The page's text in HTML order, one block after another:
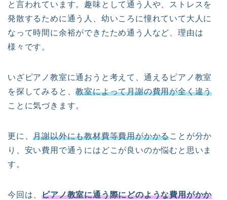
と言われています。趣味として通う人や、ストレスを
発散するために通う人、幼いころに憧れていて大人に
なって時間に余裕ができたため通う人など、理由は
様々です。
いざピアノ教室に通おうと考えて、通えるピアノ教室
を探してみると、教室によって月謝の費用が全く違う
ことに気づきます。
更に、月謝以外にも教材費等費用がかかることが分か
り、安い費用で通うにはどこが良いのか悩むと思いま
す。
今回は、ピアノ教室に通う際にどのような費用がかか